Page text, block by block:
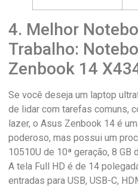
4. Melhor
Trabalho:
Zenbook 14
Se você deseja um laptop
de lidar com tarefas comuns,
lazer, o Asus Zenbook 14 é
poderoso, mas possui um
10510U de 10ª geração, 8 GB
A tela Full HD é de 14
entradas para USB, USB-C,